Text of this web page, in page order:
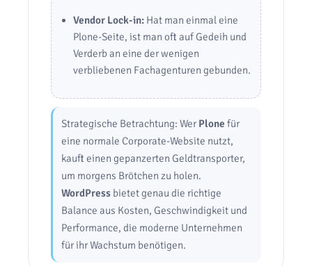
Vendor Lock-in: Hat man einmal eine
Plone-Seite, ist man oft auf Gedeih und
Verderb an eine der wenigen
verbliebenen Fachagenturen gebunden.
Strategische Betrachtung: Wer Plone für
eine normale Corporate-Website nutzt,
kauft einen gepanzerten Geldtransporter,
um morgens Brötchen zu holen.
WordPress bietet genau die richtige
Balance aus Kosten, Geschwindigkeit und
Performance, die moderne Unternehmen
für ihr Wachstum benötigen.